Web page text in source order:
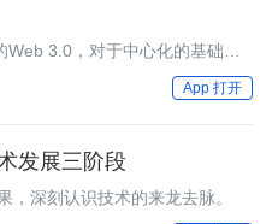
Web 3.0，对于中心化的基础设
，又存在着一种事实上的依赖。
App 打开
发展三阶段
，深刻认识技术的来龙去脉。